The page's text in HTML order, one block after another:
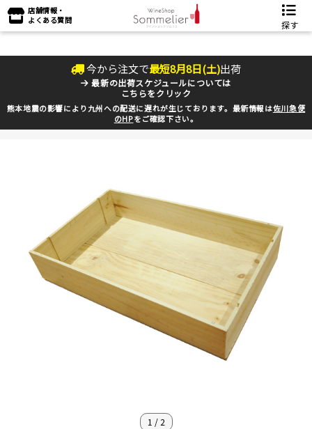
店舗情報・
よくある質問
探す
今から注文で最短8月8日(土)出荷
最新の出荷スケジュールについては
こちらをクリック
熊本地震の影響により九州への配送に遅れが生じております。最新情報は佐川急便
のHPをご確認下さい。
1 / 2